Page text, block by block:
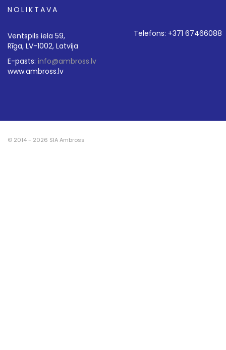
NOLIKTAVA
Ventspils iela 59,
Rīga, LV-1002, Latvija
E-pasts: info@ambross.lv
www.ambross.lv
Telefons: +371 67466088
© 2014 - 2026 SIA Ambross